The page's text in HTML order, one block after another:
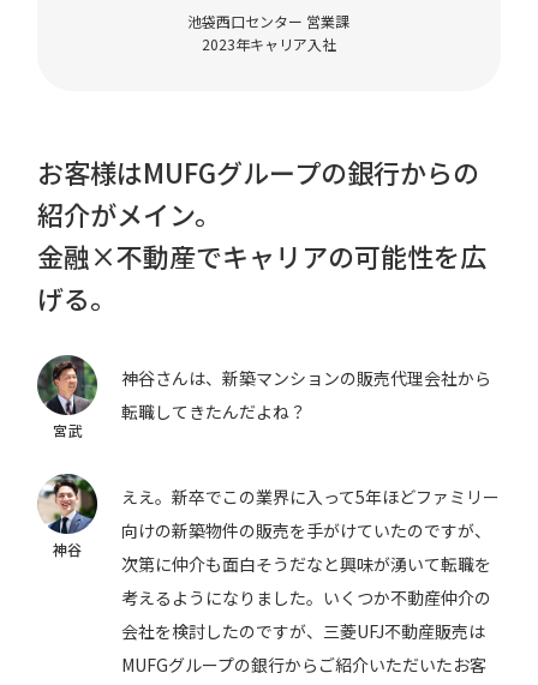
池袋西口センター 営業課
2023年キャリア入社
お客様はMUFGグループの銀行からの
紹介がメイン。
金融×不動産でキャリアの可能性を広
げる。
宮武
神谷さんは、新築マンションの販売代理会社から
転職してきたんだよね？
神谷
ええ。新卒でこの業界に入って5年ほどファミリー
向けの新築物件の販売を手がけていたのですが、
次第に仲介も面白そうだなと興味が湧いて転職を
考えるようになりました。いくつか不動産仲介の
会社を検討したのですが、三菱UFJ不動産販売は
MUFGグループの銀行からご紹介いただいたお客